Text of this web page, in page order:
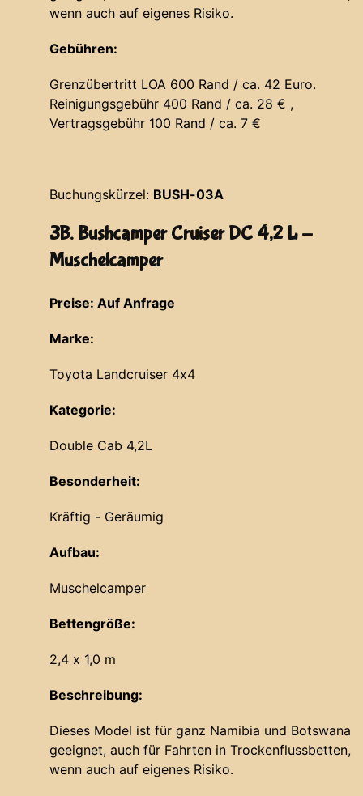
wenn auch auf eigenes Risiko.
Gebühren:
Grenzübertritt LOA 600 Rand / ca. 42 Euro.
Reinigungsgebühr 400 Rand / ca. 28 € ,
Vertragsgebühr 100 Rand / ca. 7 €
Buchungskürzel: BUSH-03A
3B. Bushcamper Cruiser DC 4,2 L -
Muschelcamper
Preise: Auf Anfrage
Marke:
Toyota Landcruiser 4x4
Kategorie:
Double Cab 4,2L
Besonderheit:
Kräftig - Geräumig
Aufbau:
Muschelcamper
Bettengröße:
2,4 x 1,0 m
Beschreibung:
Dieses Model ist für ganz Namibia und Botswana
geeignet, auch für Fahrten in Trockenflussbetten,
wenn auch auf eigenes Risiko.